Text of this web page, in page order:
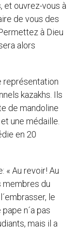
et ouvrez-vous à
de vous des
à Dieu
alors
représentation
kazakhs. Ils
de mandoline
une médaille.
en 20
« Au revoir! Au
membres du
le
n´a pas
mais il a